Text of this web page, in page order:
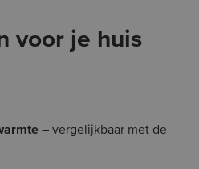
voor je huis
– vergelijkbaar met de